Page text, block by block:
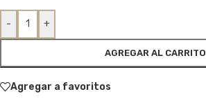
- +
AGREGAR AL CARRITO
Agregar a favoritos